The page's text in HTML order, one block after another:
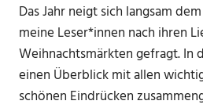
Das Jahr neigt sich langsam
meine Leser*innen nach ihren
Weihnachtsmärkten gefragt. In
einen Überblick mit allen
schönen Eindrücken